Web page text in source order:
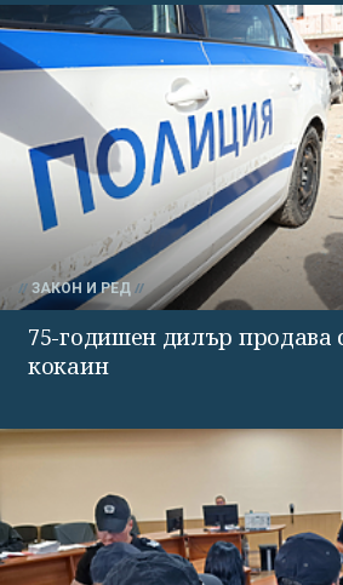
ЗАКОН И РЕД
75-годишен дилър продава
кокаин